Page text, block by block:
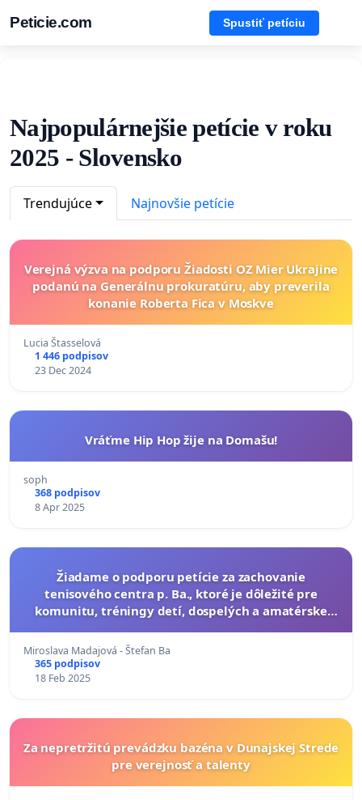
Peticie.com Spustiť petíciu
Najpopulárnejšie petície v roku
2025 - Slovensko
Trendujúce Najnovšie petície
Verejná výzva na podporu Žiadosti OZ Mier Ukrajine
podanú na Generálnu prokuratúru, aby preverila
konanie Roberta Fica v Moskve
Lucia Štasselová
1 446 podpisov
23 Dec 2024
Vráťme Hip Hop žije na Domašu!
soph
368 podpisov
8 Apr 2025
Žiadame o podporu petície za zachovanie
tenisového centra p. Ba., ktoré je dôležité pre
komunitu, tréningy detí, dospelých a amatérske
Miroslava Madajová - Štefan Ba
365 podpisov
18 Feb 2025
Za nepretržitú prevádzku bazéna v Dunajskej Strede
pre verejnosť a talenty